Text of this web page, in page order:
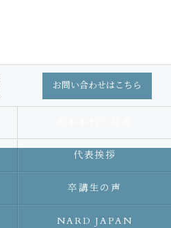
お問い合わせはこちら
代表挨拶
卒講生の声
NARD JAPAN